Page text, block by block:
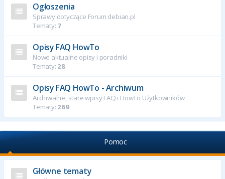
Ogłoszenia
Sprawy dotyczące Forum debian.pl
Tematy: 7
Opisy FAQ HowTo
Nowe aktualne opisy i poradniki
Tematy: 28
Opisy FAQ HowTo - Archiwum
Archiwalne, stare wpisy FAQ i HowTo Użytkowników
Tematy: 269
Pomoc
Główne tematy